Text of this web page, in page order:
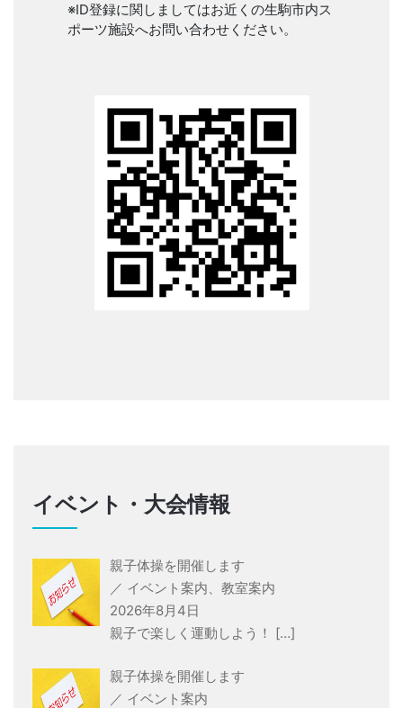
※ID登録に関しましてはお近くの生駒市内ス
ポーツ施設へお問い合わせください。
イベント・大会情報
親子体操を開催します
／ イベント案内、教室案内
2026年8月4日
親子で楽しく運動しよう！ […]
親子体操を開催します
／ イベント案内